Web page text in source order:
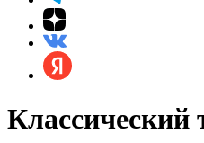
Классический